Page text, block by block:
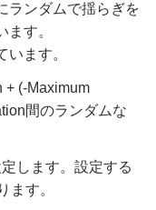
ランダムで揺らぎを
す。
ます。
+ (-Maximum
間のランダムな
します。設定する
ます。